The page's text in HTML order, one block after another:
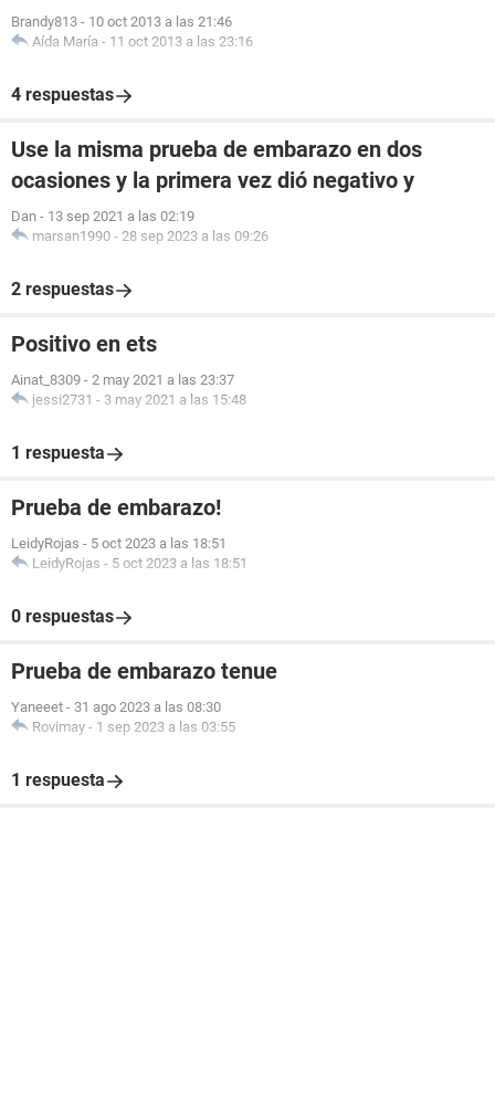
Brandy813 - 10 oct 2013 a las 21:46
Aída María - 11 oct 2013 a las 23:16
4 respuestas
Use la misma prueba de embarazo en dos
ocasiones y la primera vez dió negativo y
Dan - 13 sep 2021 a las 02:19
marsan1990 - 28 sep 2023 a las 09:26
2 respuestas
Positivo en ets
Ainat_8309 - 2 may 2021 a las 23:37
jessi2731 - 3 may 2021 a las 15:48
1 respuesta
Prueba de embarazo!
LeidyRojas - 5 oct 2023 a las 18:51
LeidyRojas - 5 oct 2023 a las 18:51
0 respuestas
Prueba de embarazo tenue
Yaneeet - 31 ago 2023 a las 08:30
Rovimay - 1 sep 2023 a las 03:55
1 respuesta